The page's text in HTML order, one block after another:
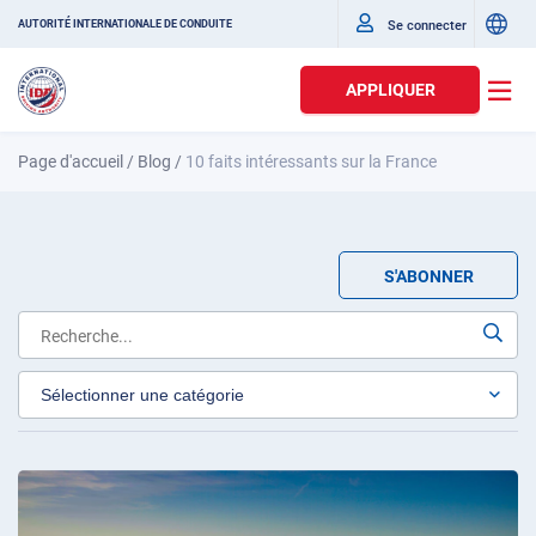
AUTORITÉ INTERNATIONALE DE CONDUITE Se connecter
APPLIQUER
Page d'accueil / Blog / 10 faits intéressants sur la France
S'ABONNER